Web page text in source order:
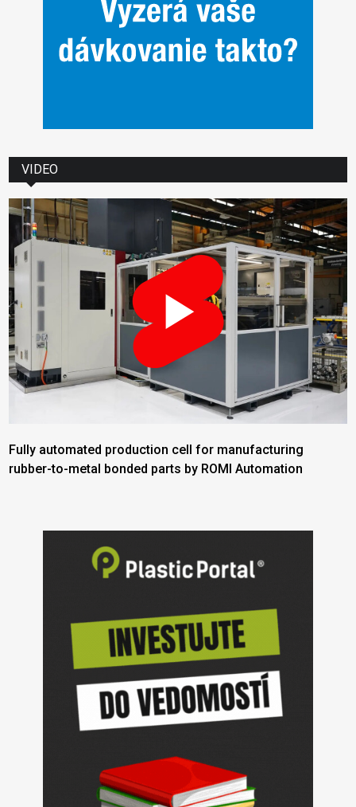
VIDEO
Fully automated production cell for manufacturing
rubber-to-metal bonded parts by ROMI Automation